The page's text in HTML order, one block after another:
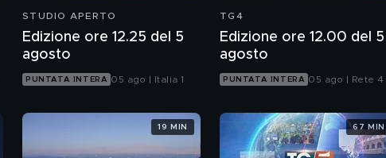
STUDIO APERTO
Edizione ore 12.25 del 5
agosto
PUNTATA INTERA 05 ago | Italia 1
TG4
Edizione ore 12.00 del 5
agosto
PUNTATA INTERA 05 ago | Rete 4
19 MIN 67 MIN